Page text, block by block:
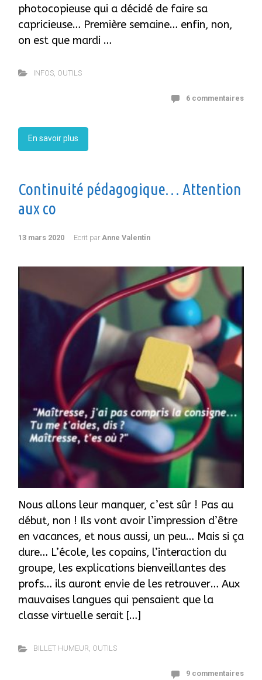
photocopieuse qui a décidé de faire sa
capricieuse… Première semaine… enfin, non,
on est que mardi …
INFOS, OUTILS
6 commentaires
En savoir plus
Continuité pédagogique… Attention
aux co
13 mars 2020 Ecrit par Anne Valentin
Nous allons leur manquer, c’est sûr ! Pas au
début, non ! Ils vont avoir l’impression d’être
en vacances, et nous aussi, un peu… Mais si ça
dure… L’école, les copains, l’interaction du
groupe, les explications bienveillantes des
profs… ils auront envie de les retrouver… Aux
mauvaises langues qui pensaient que la
classe virtuelle serait […]
BILLET HUMEUR, OUTILS
9 commentaires